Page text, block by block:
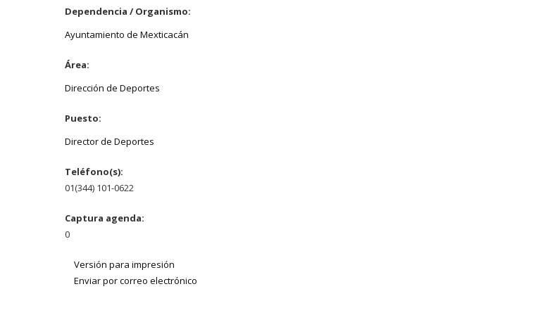
Dependencia / Organismo:
Ayuntamiento de Mexticacán
Área:
Dirección de Deportes
Puesto:
Director de Deportes
Teléfono(s):
01(344) 101-0622
Captura agenda:
0
Versión para impresión
Enviar por correo electrónico